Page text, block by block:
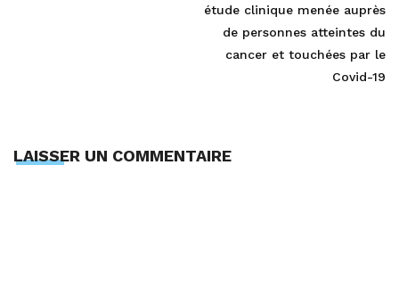
étude clinique menée auprès
de personnes atteintes du
cancer et touchées par le
Covid-19
LAISSER UN COMMENTAIRE